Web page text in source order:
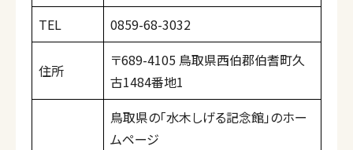
TEL
0859-68-3032
住所
〒689-4105 鳥取県西伯郡伯耆町久
古1484番地1
鳥取県の「水木しげる記念館」のホー
ムページ